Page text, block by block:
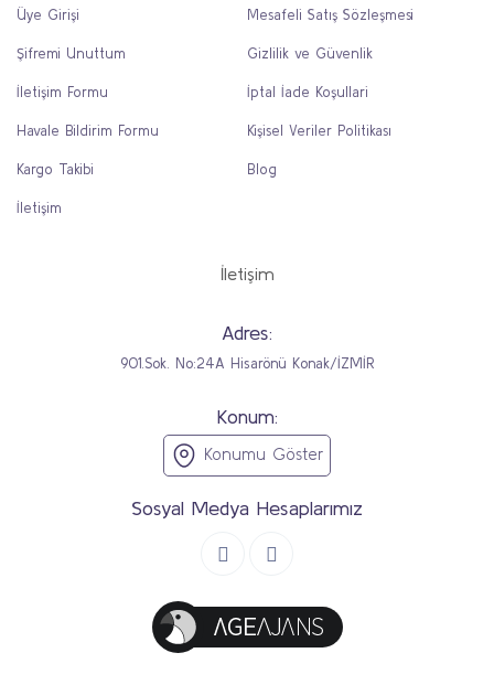
Üye Girişi
Şifremi Unuttum
İletişim Formu
Havale Bildirim Formu
Kargo Takibi
İletişim
Mesafeli Satış Sözleşmesi
Gizlilik ve Güvenlik
İptal İade Koşullari
Kişisel Veriler Politikası
Blog
İletişim
Adres:
901.Sok. No:24A Hisarönü Konak/İZMİR
Konum:
Konumu Göster
Sosyal Medya Hesaplarımız